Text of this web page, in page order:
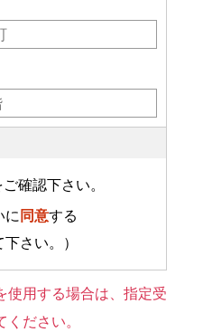
ご確認下さい。
に同意する
さい。）
使用する場合は、指定受
ださい。